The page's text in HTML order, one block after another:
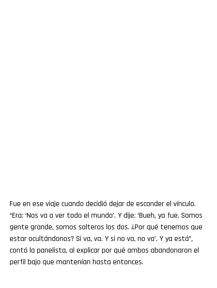
Fue en ese viaje cuando decidió dejar de esconder el vínculo.
“Era: ‘Nos va a ver todo el mundo’. Y dije: ‘Bueh, ya fue. Somos
gente grande, somos solteros los dos. ¿Por qué tenemos que
estar ocultándonos? Si va, va. Y si no va, no va’. Y ya está”,
contó la panelista, al explicar por qué ambos abandonaron el
perfil bajo que mantenían hasta entonces.